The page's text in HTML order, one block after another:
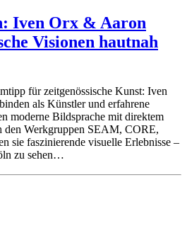
Iven Orx & Aaron
Visionen hautnah
für zeitgenössische Kunst: Iven
als Künstler und erfahrene
moderne Bildsprache mit direktem
den Werkgruppen SEAM, CORE,
sie faszinierende visuelle Erlebnisse –
zu sehen…